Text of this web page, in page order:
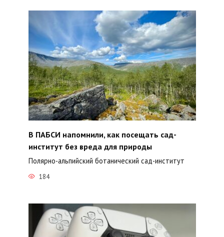
В ПАБСИ напомнили, как посещать сад-
институт без вреда для природы
Полярно-альпийский ботанический сад-институт
184